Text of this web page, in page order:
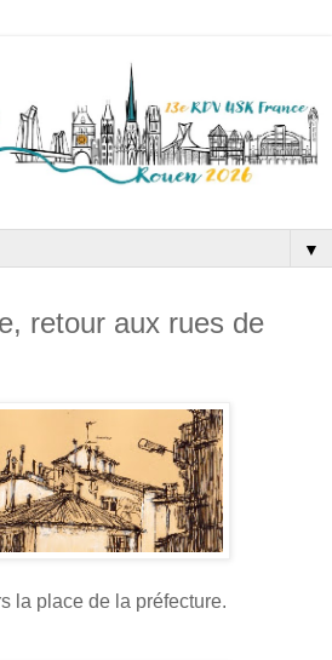
▼
retour aux rues de
la place de la préfecture.